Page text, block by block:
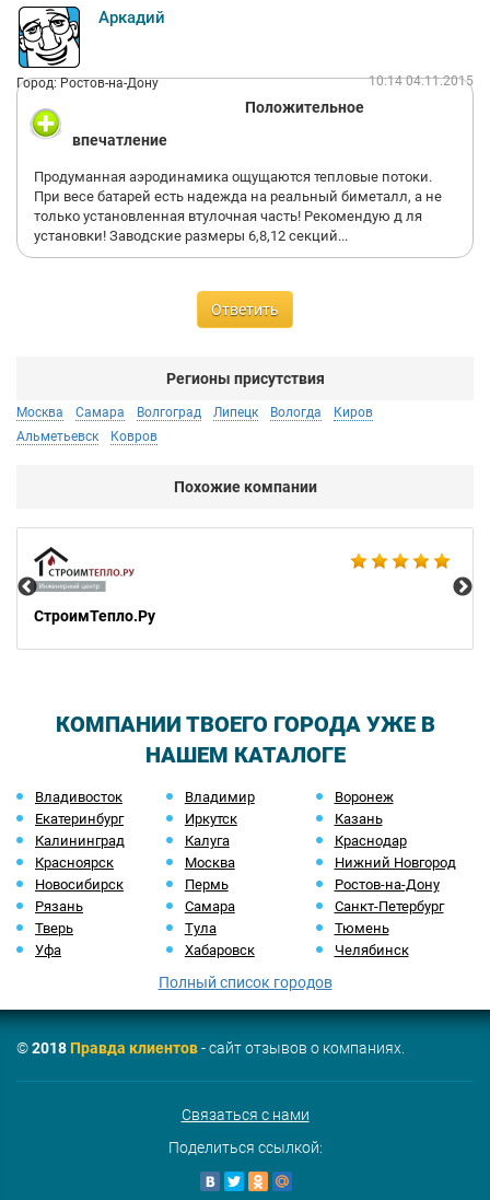
Аркадий
Город: Ростов-на-Дону 10:14 04.11.2015
Положительное
впечатление
Продуманная аэродинамика ощущаются тепловые потоки.
При весе батарей есть надежда на реальный биметалл, а не
только установленная втулочная часть! Рекомендую д ля
установки! Заводские размеры 6,8,12 секций...
Ответить
Регионы присутствия
Москва Самара Волгоград Липецк Вологда
Киров
Альметьевск
Ковров
Похожие компании
СтроимТепло.Ру
КОМПАНИИ ТВОЕГО ГОРОДА УЖЕ В
НАШЕМ КАТАЛОГЕ
Владивосток Владимир
Воронеж
Екатеринбург
Иркутск
Казань
Калининград
Калуга
Краснодар
Красноярск
Москва
Нижний Новгород
Новосибирск
Пермь
Ростов-на-Дону
Рязань
Самара
Санкт-Петербург
Тверь
Тула
Тюмень
Уфа
Хабаровск Челябинск
Полный список городов
©2018Правда клиентов- сайт отзывов о компаниях.
Связаться с нами
Поделиться ссылкой: